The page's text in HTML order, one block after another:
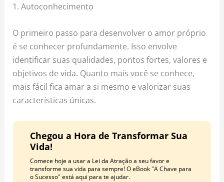
1. Autoconhecimento
O primeiro passo para desenvolver o amor próprio
é se conhecer profundamente. Isso envolve
identificar suas qualidades, pontos fortes, valores e
objetivos de vida. Quanto mais você se conhece,
mais fácil fica amar a si mesmo e valorizar suas
características únicas.
Chegou a Hora de Transformar Sua
Vida!
Comece hoje a usar a Lei da Atração a seu favor e
transforme sua vida para sempre! O eBook "A Chave para
o Sucesso" está aqui para te ajudar.